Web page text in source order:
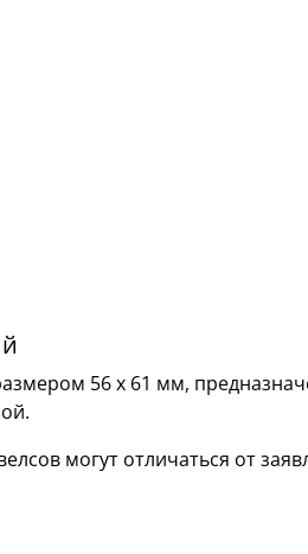
56 х 61 мм,
могут отличаться от